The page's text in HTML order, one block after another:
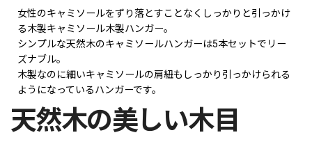
女性のキャミソールをずり落とすことなくしっかりと引っかけ
る木製キャミソール木製ハンガー。
シンプルな天然木のキャミソールハンガーは5本セットでリー
ズナブル。
木製なのに細いキャミソールの肩紐もしっかり引っかけられる
ようになっているハンガーです。
天然木の美しい木目